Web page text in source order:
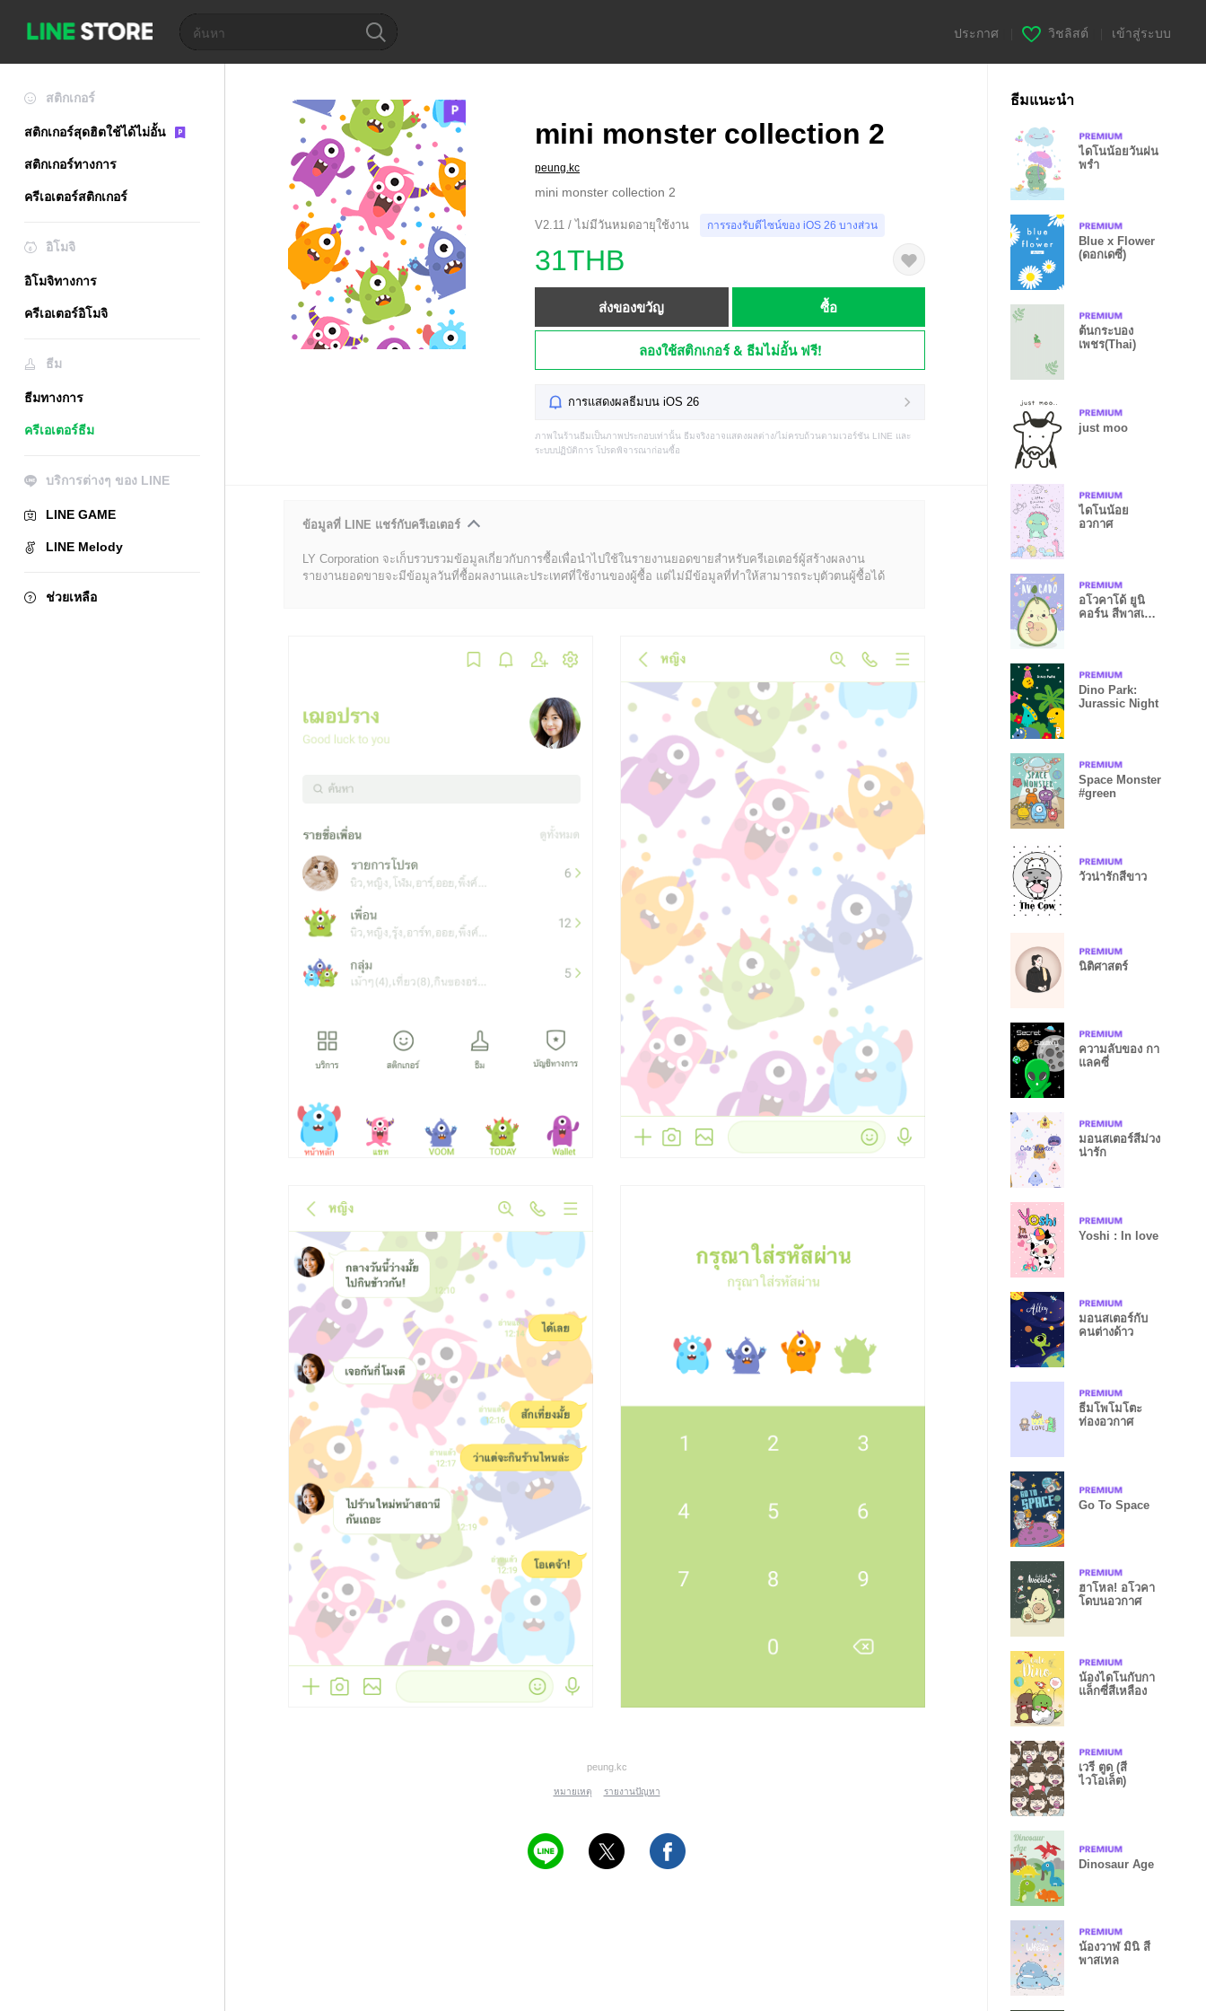
ประกาศ วิชลิสต์ เข้าสู่ระบบ
สติกเกอร์
สติกเกอร์สุดฮิตใช้ได้ไม่อั้น
สติกเกอร์ทางการ
ครีเอเตอร์สติกเกอร์
อิโมจิ
อิโมจิทางการ
ครีเอเตอร์อิโมจิ
ธีม
ธีมทางการ
ครีเอเตอร์ธีม
บริการต่างๆ ของ LINE
LINE GAME
LINE Melody
ช่วยเหลือ
mini monster collection 2
peung.kc
mini monster collection 2
V2.11 / ไม่มีวันหมดอายุใช้งาน การรองรับดีไซน์ของ iOS 26 บางส่วน
31THB
ส่งของขวัญ ซื้อ
ลองใช้สติกเกอร์ & ธีมไม่อั้น ฟรี!
การแสดงผลธีมบน iOS 26
ภาพในร้านธีมเป็นภาพประกอบเท่านั้น ธีมจริงอาจแสดงผลต่าง/ไม่ครบถ้วนตามเวอร์ชัน LINE และ
ระบบปฏิบัติการ โปรดพิจารณาก่อนซื้อ
ข้อมูลที่ LINE แชร์กับครีเอเตอร์
LY Corporation จะเก็บรวบรวมข้อมูลเกี่ยวกับการซื้อเพื่อนำไปใช้ในรายงานยอดขายสำหรับครีเอเตอร์ผู้สร้างผลงาน
รายงานยอดขายจะมีข้อมูลวันที่ซื้อผลงานและประเทศที่ใช้งานของผู้ซื้อ แต่ไม่มีข้อมูลที่ทำให้สามารถระบุตัวตนผู้ซื้อได้
peung.kc
หมายเหตุ รายงานปัญหา
ธีมแนะนำ
ไดโนน้อยวันฝน
พรำ
Blue x Flower
(ดอกเดซี่)
ต้นกระบอง
เพชร(Thai)
just moo
ไดโนน้อย
อวกาศ
อโวคาโด้ ยูนิ
คอร์น สีพาสเท
Dino Park:
Jurassic Night
Space Monster
#green
วัวน่ารักสีขาว
นิติศาสตร์
ความลับของ กา
แลคซี่
มอนสเตอร์สีม่วง
น่ารัก
Yoshi : In love
มอนสเตอร์กับ
คนต่างด้าว
ธีมโพโมโตะ
ท่องอวกาศ
Go To Space
ฮาโหล! อโวคา
โดบนอวกาศ
น้องไดโนกับกา
แล็กซี่สีเหลือง
เวรี่ ตูด (สี
ไวโอเล็ต)
Dinosaur Age
น้องวาฬ มินิ สี
พาสเทล